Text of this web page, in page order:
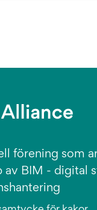
förening som
av BIM - digital